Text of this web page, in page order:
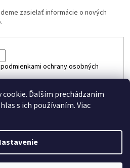
Ďalším prechádzaním
s ich používaním. Viac
zasielať informácie o nových
podmienkami ochrany osobných
Vytvoril Shoptet